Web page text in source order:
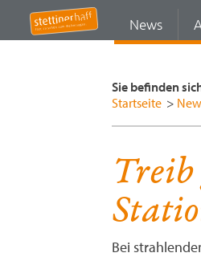
News
Sie befinden
Startseite >
Bei